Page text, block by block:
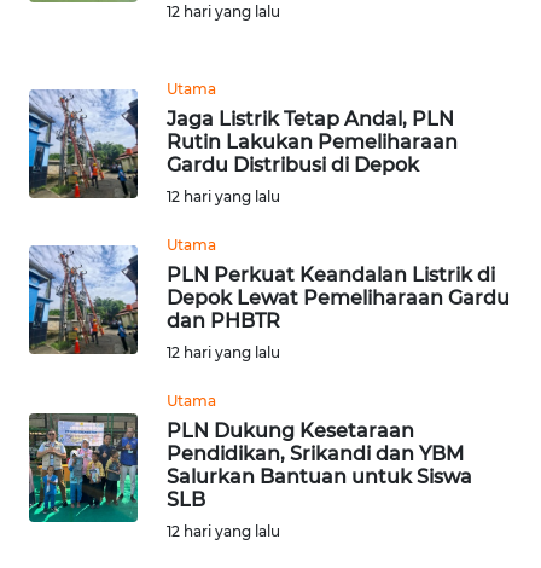
12 hari yang lalu
Utama
Jaga Listrik Tetap Andal, PLN
Rutin Lakukan Pemeliharaan
Gardu Distribusi di Depok
12 hari yang lalu
Utama
PLN Perkuat Keandalan Listrik di
Depok Lewat Pemeliharaan Gardu
dan PHBTR
12 hari yang lalu
Utama
PLN Dukung Kesetaraan
Pendidikan, Srikandi dan YBM
Salurkan Bantuan untuk Siswa
SLB
12 hari yang lalu
LAWAS
WN
SUMEDANG
CIANJUR
WN
KEPULAUAN
WN
TANGERANG